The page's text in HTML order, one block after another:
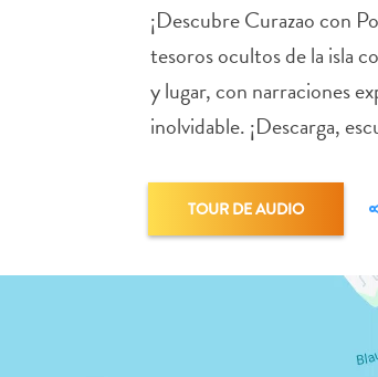
¡Descubre Curazao con
tesoros ocultos de la isla
y lugar, con narraciones
inolvidable. ¡Descarga,
TOUR DE AUDIO
Parece que no has guardado
ningún lugar favorito aún.
Cuando quiera guardar algo para más